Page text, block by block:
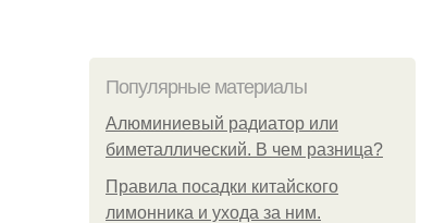
Популярные материалы
Алюминиевый радиатор или
биметаллический. В чем разница?
Правила посадки китайского
лимонника и ухода за ним.